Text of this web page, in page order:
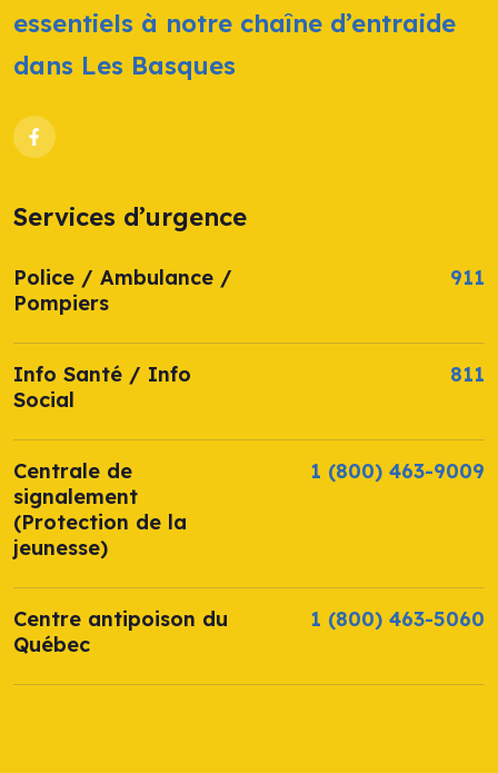
essentiels à notre chaîne d’entraide
dans Les Basques
Services d’urgence
Police / Ambulance /
Pompiers
911
Info Santé / Info
Social
811
Centrale de
signalement
(Protection de la
jeunesse)
1 (800) 463-9009
Centre antipoison du
Québec
1 (800) 463-5060